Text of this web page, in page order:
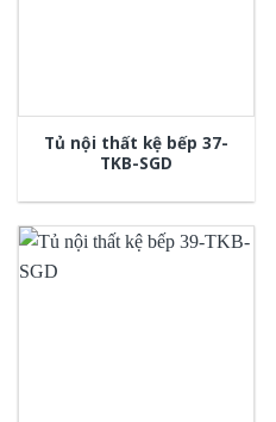
Tủ nội thất kệ bếp 37-
TKB-SGD